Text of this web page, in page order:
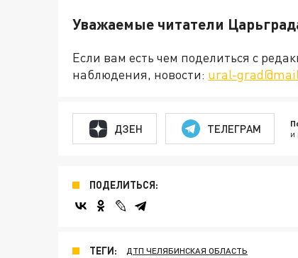
Уважаемые читатели
Если вам есть чем поделиться с
наблюдения, новости: ural-
ДЗЕН ТЕЛЕГРАМ и
ПОДЕЛИТЬСЯ:
ТЕГИ: ДТП ЧЕЛЯБИНСКАЯ ОБЛАСТЬ